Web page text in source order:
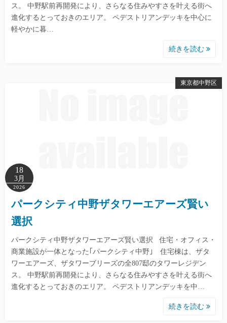
ス。 中野駅前再開発により、さらなる住みやすさを叶える街へ
進化するとっておきのエリア。 ペデストリアンデッキを中心に
軽やかに暮…
続きを読む
東京都中野区
18
3月
2026
パークシティ中野ザタワーエアーズ賢い
選択
パークシティ中野ザタワーエアーズ賢い選択 住宅・オフィス・
商業施設が一体となった｢パークシティ中野｣ 住宅棟は、ザタ
ワーエアーズ、ザタワーブリーズの全807邸のタワーレジデン
ス。 中野駅前再開発により、さらなる住みやすさを叶える街へ
進化するとっておきのエリア。 ペデストリアンデッキを中…
続きを読む